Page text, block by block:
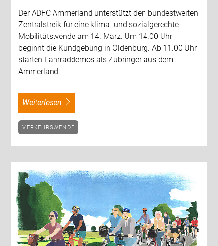
Der ADFC Ammerland unterstützt den bundestweiten
Zentralstreik für eine klima- und sozialgerechte
Mobilitätswende am 14. März. Um 14.00 Uhr
beginnt die Kundgebung in Oldenburg. Ab 11.00 Uhr
starten Fahrraddemos als Zubringer aus dem
Ammerland.
weiterlesen
VERKEHRSWENDE